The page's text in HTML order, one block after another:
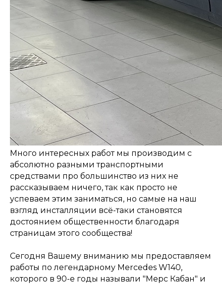
Много интересных работ мы производим с
абсолютно разными транспортными
средствами про большинство из них не
рассказываем ничего, так как просто не
успеваем этим заниматься, но самые на наш
взгляд инсталляции всё-таки становятся
достоянием общественности благодаря
страницам этого сообщества!
Сегодня Вашему вниманию мы предоставляем
работы по легендарному Mercedes W140,
которого в 90-е годы называли "Мерс Кабан" и